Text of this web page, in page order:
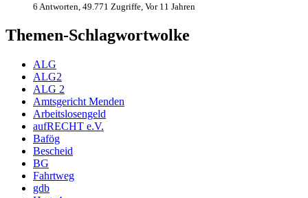
6 Antworten, 49.771 Zugriffe, Vor 11 Jahren
Themen-Schlagwortwolke
ALG
ALG2
ALG 2
Amtsgericht Menden
Arbeitslosengeld
aufRECHT e.V.
Bafög
Bescheid
BG
Fahrtweg
gdb